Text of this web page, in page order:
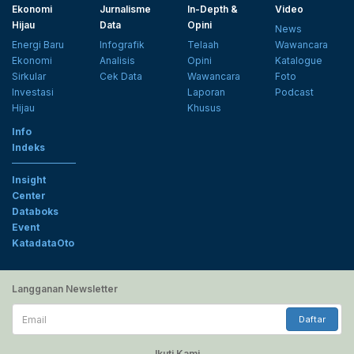
Ekonomi
Hijau
Energi Baru
Ekonomi
Sirkular
Investasi
Hijau
Jurnalisme
Data
Infografik
Analisis
Cek Data
In-Depth &
Opini
Telaah
Opini
Wawancara
Laporan
Khusus
Video
News
Wawancara
Katalogue
Foto
Podcast
Info
Indeks
Insight
Center
Databoks
Event
KatadataOto
Langganan Newsletter
Email
Daftar